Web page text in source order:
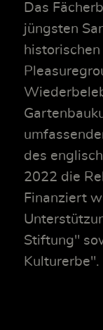
Das
jüngsten
des
2022 die
Finanziert
Stiftung"
Kulturerbe".